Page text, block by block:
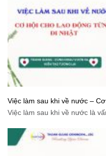
Việc làm sau khi về nước –
Việc làm sau khi về nước là